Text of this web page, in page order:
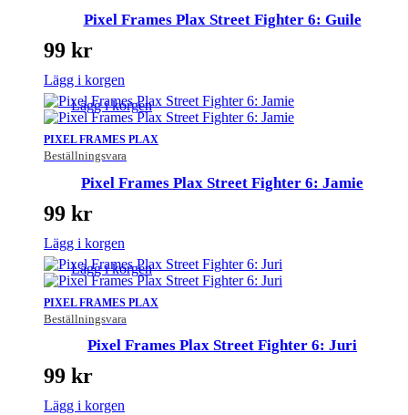
Pixel Frames Plax Street Fighter 6: Guile
99 kr
Lägg i korgen
PIXEL FRAMES PLAX
Beställningsvara
Lägg i korgen
Pixel Frames Plax Street Fighter 6: Jamie
99 kr
Lägg i korgen
PIXEL FRAMES PLAX
Beställningsvara
Lägg i korgen
Pixel Frames Plax Street Fighter 6: Juri
99 kr
Lägg i korgen